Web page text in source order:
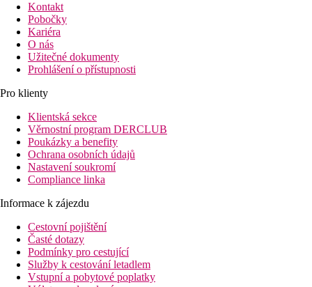
Kontakt
Pobočky
Kariéra
O nás
Užitečné dokumenty
Prohlášení o přístupnosti
Pro klienty
Klientská sekce
Věrnostní program DERCLUB
Poukázky a benefity
Ochrana osobních údajů
Nastavení soukromí
Compliance linka
Informace k zájezdu
Cestovní pojištění
Časté dotazy
Podmínky pro cestující
Služby k cestování letadlem
Vstupní a pobytové poplatky